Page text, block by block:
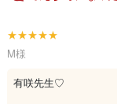
★★★★★
M様
有咲先生♡